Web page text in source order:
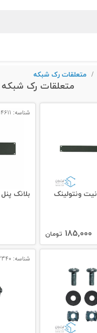
/ متعلقات رک شبکه
متعلقات رک شبکه
185,000 تومان
شناسه: 14611
بلانک پنل 2 یونیت ونتولینک
شناسه: 13340